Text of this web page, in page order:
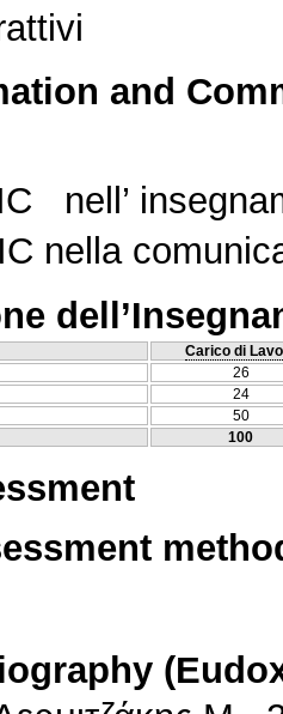
and
nell’
nella
Carico di
26
24
50
100